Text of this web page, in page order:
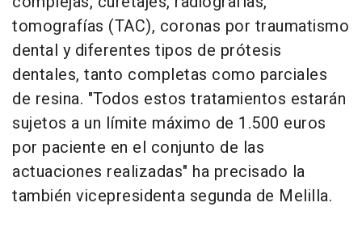
tomografías (TAC), coronas por traumatismo
dental y diferentes tipos de prótesis
dentales, tanto completas como parciales
de resina. "Todos estos tratamientos estarán
sujetos a un límite máximo de 1.500 euros
por paciente en el conjunto de las
actuaciones realizadas" ha precisado la
también vicepresidenta segunda de Melilla.